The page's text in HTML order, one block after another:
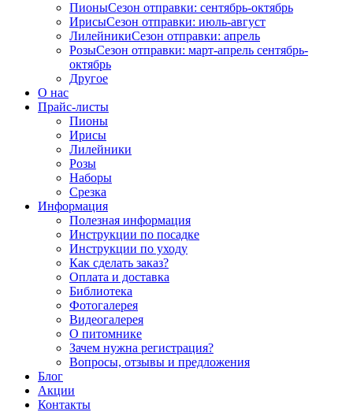
ПионыСезон отправки: сентябрь-октябрь
ИрисыСезон отправки: июль-август
ЛилейникиСезон отправки: апрель
РозыСезон отправки: март-апрель сентябрь-
октябрь
Другое
О нас
Прайс-листы
Пионы
Ирисы
Лилейники
Розы
Наборы
Срезка
Информация
Полезная информация
Инструкции по посадке
Инструкции по уходу
Как сделать заказ?
Оплата и доставка
Библиотека
Фотогалерея
Видеогалерея
О питомнике
Зачем нужна регистрация?
Вопросы, отзывы и предложения
Блог
Акции
Контакты